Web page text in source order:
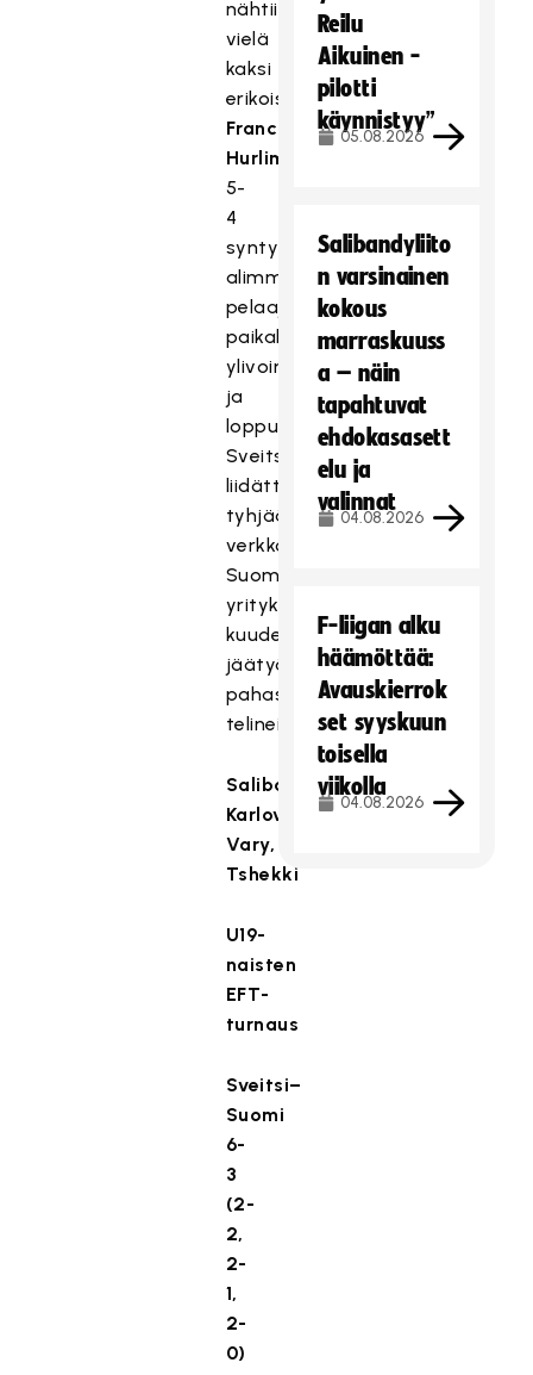
nähtiin
vielä
kaksi
erikoistilannemaalia.
Franca
Hurlimannin
5-
4
syntyi
alimman
pelaajan
paikalta
ylivoimalla,
ja
loppunumerot
Sveitsi
liidätti
tyhjään
verkkoon
Suomen
yrityksen
kuudella
jäätyä
pahasti
telineisiin.
Salibandya,
Karlovy
Vary,
Tshekki
U19-
naisten
EFT-
turnaus
Sveitsi–
Suomi
6-
3
(2-
2,
2-
1,
2-
0)
Reilu
Aikuinen -
pilotti
käynnistyy”
05.08.2026
Salibandyliito
n varsinainen
kokous
marraskuuss
a – näin
tapahtuvat
ehdokasasett
elu ja
valinnat
04.08.2026
F-liigan alku
häämöttää:
Avauskierrok
set syyskuun
toisella
viikolla
04.08.2026